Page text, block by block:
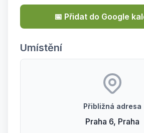
📅 Přidat do Google
Umístění
Přibližná adresa
Praha 6, Praha